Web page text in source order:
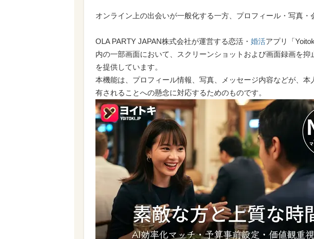
オンライン上の出会いが一般化する一方、プロフィール・写真
OLA PARTY JAPAN株式会社が運営する恋活・ 婚活アプリ「
内の一部画面において、スクリーンショットおよび画面録画を
を提供しています。
本機能は、プロフィール情報、写真、メッセージ内容などが、
有されることへの懸念に対応するためのものです。